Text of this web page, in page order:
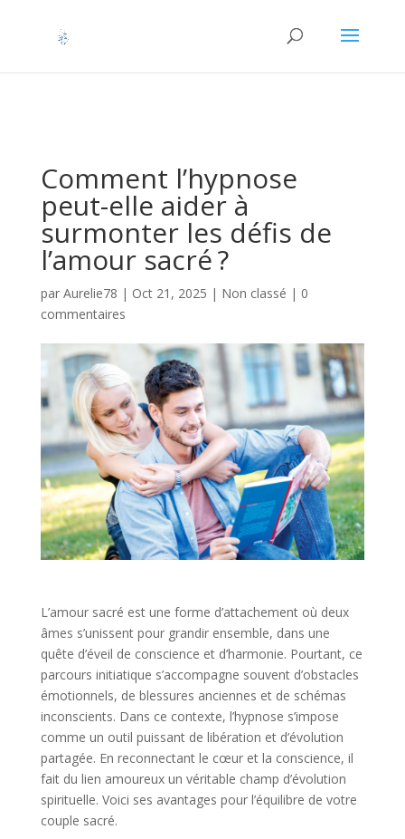
référencement et prise de rendez-vous pour les Hypnothérapeutes
Comment l’hypnose
peut-elle aider à
surmonter les défis de
l’amour sacré ?
par Aurelie78 | Oct 21, 2025 | Non classé | 0
commentaires
L’amour sacré est une forme d’attachement où deux
âmes s’unissent pour grandir ensemble, dans une
quête d’éveil de conscience et d’harmonie. Pourtant, ce
parcours initiatique s’accompagne souvent d’obstacles
émotionnels, de blessures anciennes et de schémas
inconscients. Dans ce contexte, l’hypnose s’impose
comme un outil puissant de libération et d’évolution
partagée. En reconnectant le cœur et la conscience, il
fait du lien amoureux un véritable champ d’évolution
spirituelle. Voici ses avantages pour l’équilibre de votre
couple sacré.